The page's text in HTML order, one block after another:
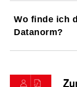
Wo finde ich
Datanorm?